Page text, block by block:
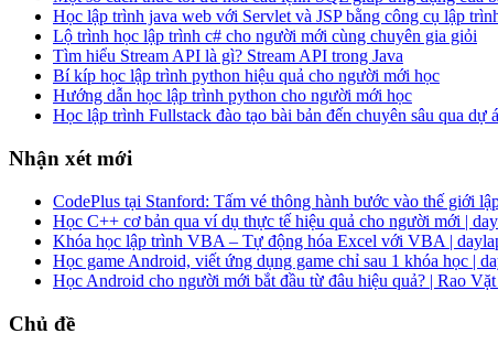
Học lập trình java web với Servlet và JSP bằng công cụ lập
Lộ trình học lập trình c# cho người mới cùng chuyên gia giỏi
Tìm hiểu Stream API là gì? Stream API trong Java
Bí kíp học lập trình python hiệu quả cho người mới học
Hướng dẫn học lập trình python cho người mới học
Học lập trình Fullstack đào tạo bài bản đến chuyên sâu qua dự
Nhận xét mới
CodePlus tại Stanford: Tấm vé thông hành bước vào thế giới
Học C++ cơ bản qua ví dụ thực tế hiệu quả cho người mới |
Khóa học lập trình VBA – Tự động hóa Excel với VBA |
Học game Android, viết ứng dụng game chỉ sau 1 khóa học |
Học Android cho người mới bắt đầu từ đâu hiệu quả? | Rao
Chủ đề